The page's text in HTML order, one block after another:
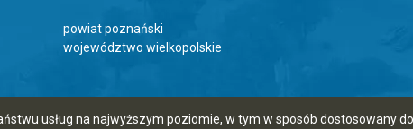
usług na najwyższym poziomie, w tym w sposób dostosowany
powiat poznański
województwo wielkopolskie